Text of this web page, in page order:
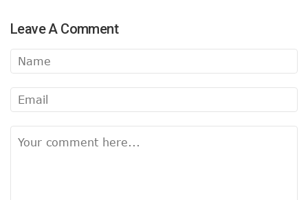
Leave A Comment